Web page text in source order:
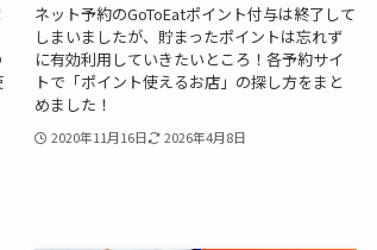
ネット予約のGoToEatポイント付与は終了して
しまいましたが、貯まったポイントは忘れず
に有効利用していきたいところ！各予約サイ
トで「ポイント使えるお店」の探し方をまと
めました！
2020年11月16日 2026年4月8日